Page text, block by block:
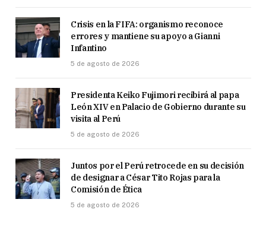
Crisis en la FIFA: organismo reconoce
errores y mantiene su apoyo a Gianni
Infantino
5 de agosto de 2026
Presidenta Keiko Fujimori recibirá al papa
León XIV en Palacio de Gobierno durante su
visita al Perú
5 de agosto de 2026
Juntos por el Perú retrocede en su decisión
de designar a César Tito Rojas para la
Comisión de Ética
5 de agosto de 2026